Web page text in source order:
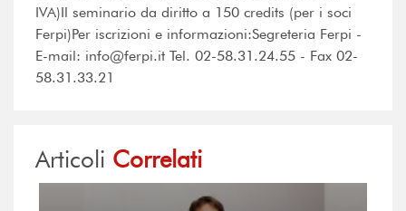
IVA)Il seminario da diritto a 150 credits (per i soci
Ferpi)Per iscrizioni e informazioni:Segreteria Ferpi -
E-mail: info@ferpi.it Tel. 02-58.31.24.55 - Fax 02-
58.31.33.21
Articoli Correlati